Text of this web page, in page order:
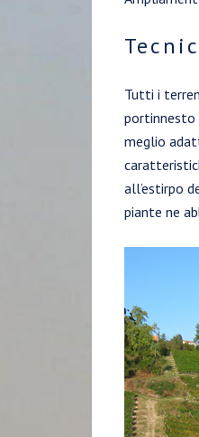
Tutti i
portinnesto
meglio
all’estirpo
piante ne